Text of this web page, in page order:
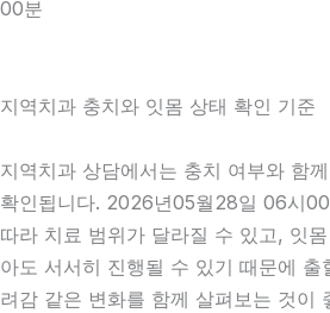
00분
지역치과 충치와 잇몸 상태 확인 기준
지역치과 상담에서는 충치 여부와 함
확인됩니다. 2026년05월28일 06시
따라 치료 범위가 달라질 수 있고, 잇
아도 서서히 진행될 수 있기 때문에
려감 같은 변화를 함께 살펴보는 것이